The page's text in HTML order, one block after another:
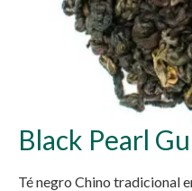
Black Pearl
Té negro Chino tradicional